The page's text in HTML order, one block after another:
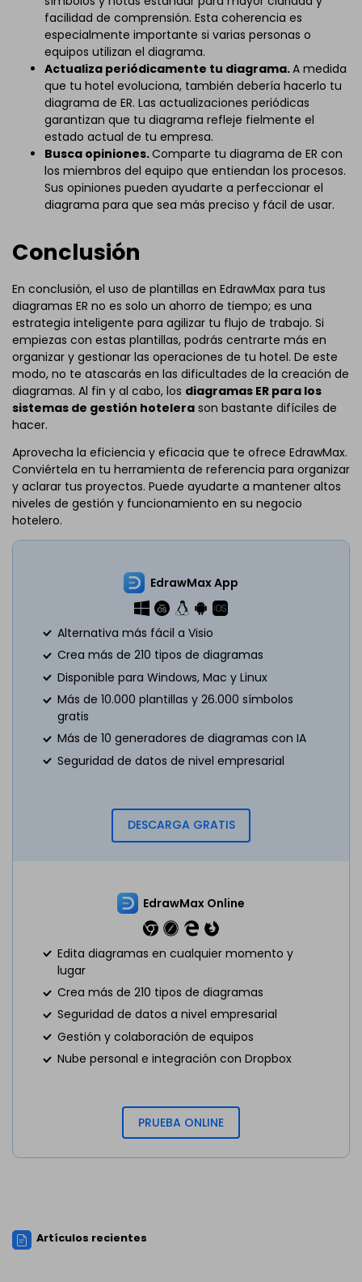
facilidad de comprensión. Esta coherencia es
especialmente importante si varias personas o
equipos utilizan el diagrama.
Actualiza periódicamente tu diagrama.A medida
que tu hotel evoluciona, también debería hacerlo tu
diagrama de ER. Las actualizaciones periódicas
garantizan que tu diagrama refleje fielmente el
estado actual de tu empresa.
Busca opiniones.Comparte tu diagrama de ER con
los miembros del equipo que entiendan los procesos.
Sus opiniones pueden ayudarte a perfeccionar el
diagrama para que sea más preciso y fácil de usar.
Conclusión
En conclusión, el uso de plantillas en EdrawMax para tus
diagramas ER no es solo un ahorro de tiempo; es una
estrategia inteligente para agilizar tu flujo de trabajo. Si
empiezas con estas plantillas, podrás centrarte más en
organizar y gestionar las operaciones de tu hotel. De este
modo, no te atascarás en las dificultades de la creación de
diagramas. Al fin y al cabo, los diagramas ER para los
sistemas de gestión hotelera son bastante difíciles de
hacer.
Aprovecha la eficiencia y eficacia que te ofrece EdrawMax.
Conviértela en tu herramienta de referencia para organizar
y aclarar tus proyectos. Puede ayudarte a mantener altos
niveles de gestión y funcionamiento en su negocio
hotelero.
EdrawMax App
Alternativa más fácil a Visio
Crea más de 210 tipos de diagramas
Disponible para Windows, Mac y Linux
Más de 10.000 plantillas y 26.000 símbolos
gratis
Más de 10 generadores de diagramas con IA
Seguridad de datos de nivel empresarial
DESCARGA GRATIS
EdrawMax Online
Edita diagramas en cualquier momento y
lugar
Crea más de 210 tipos de diagramas
Seguridad de datos a nivel empresarial
Gestión y colaboración de equipos
Nube personal e integración con Dropbox
PRUEBA ONLINE
Artículos recientes